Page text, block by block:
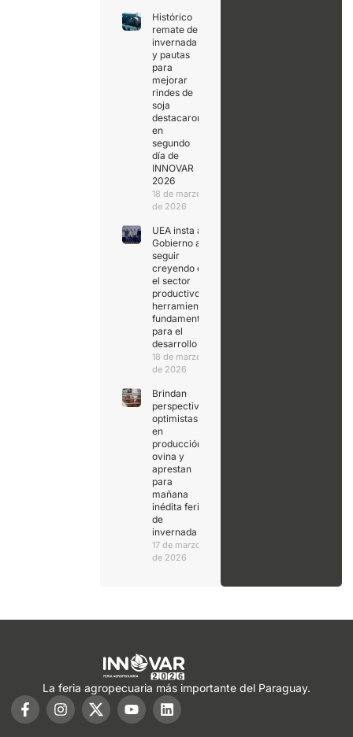
Histórico
remate de
invernada
y pautas
para
mejorar
rindes de
soja
destacaron
en
segundo
día de
INNOVAR
2026
18 de marzo
de 2026
UEA insta al
Gobierno a
seguir
creyendo en
el sector
productivo,
herramienta
fundamental
para el
desarrollo
18 de marzo
de 2026
Brindan
perspectivas
optimistas
en
producción
ovina y
aprestan
para
mañana
inédita feria
de
invernada
17 de marzo
de 2026
La feria agropecuaria más importante del Paraguay.